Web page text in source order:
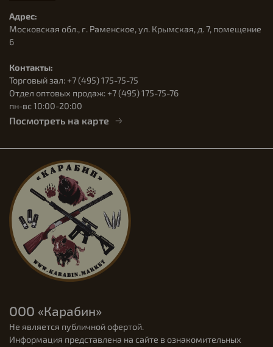
Адрес:
Московская обл., г. Раменское, ул. Крымская, д. 7, помещение
6
Контакты:
Торговый зал: +7 (495) 175-75-75
Отдел оптовых продаж: +7 (495) 175-75-76
пн-вс 10:00-20:00
Посмотреть на карте
ООО «Карабин»
Не является публичной офертой.
Информация представлена на сайте в ознакомительных